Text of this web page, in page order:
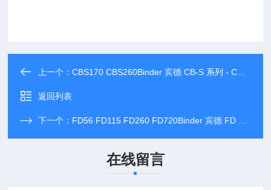
上一个：CBS170 CBS260Binder 宾德 CB-S 系列 - CO₂ 培养箱
返回列表
下一个： FD56 FD115 FD260 FD720Binder 宾德 FD 系列 - 干燥箱和烘箱
在线留言